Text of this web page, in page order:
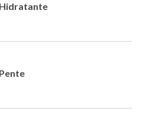
Hidratante
Pente